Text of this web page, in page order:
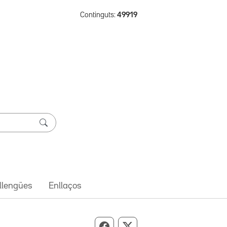
Continguts: 49919
Enllaços